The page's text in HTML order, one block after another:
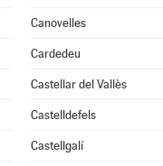
Canovelles
Cardedeu
Castellar del Vallès
Castelldefels
Castellgalí